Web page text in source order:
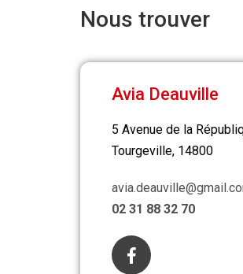
Nous trouver
Avia Deauville
5 Avenue de la
Tourgeville, 14800
02 31 88 32 70